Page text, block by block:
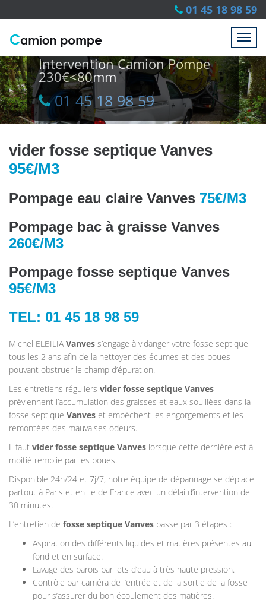
01 45 18 98 59
Intervention Camion Pompe
230€<80mm
01 45 18 98 59
01 45 18 98 59
vider fosse septique Vanves
95€/M3
Pompage eau claire Vanves 75€/M3
Pompage bac à graisse Vanves
260€/M3
Pompage fosse septique Vanves
95€/M3
TEL: 01 45 18 98 59
Michel ELBILIAVanves s’engage à vidanger votre fosse septique
tous les 2 ans afin de la nettoyer des écumes et des boues
pouvant obstruer le champ d’épuration.
Les entretiens réguliers vider fosse septique Vanves
préviennent l’accumulation des graisses et eaux souillées dans la
fosse septique Vanves et empêchent les engorgements et les
remontées des mauvaises odeurs.
Il faut vider fosse septique Vanves lorsque cette dernière est à
moitié remplie par les boues.
Disponible 24h/24 et 7j/7, notre équipe de dépannage se déplace
partout à Paris et en ile de France avec un délai d’intervention de
30 minutes.
L’entretien de fosse septique Vanves passe par 3 étapes :
Aspiration des différents liquides et matières présentes au
fond et en surface.
Lavage des parois par jets d’eau à très haute pression.
Contrôle par caméra de l’entrée et de la sortie de la fosse
pour s’assurer du bon écoulement des matières.